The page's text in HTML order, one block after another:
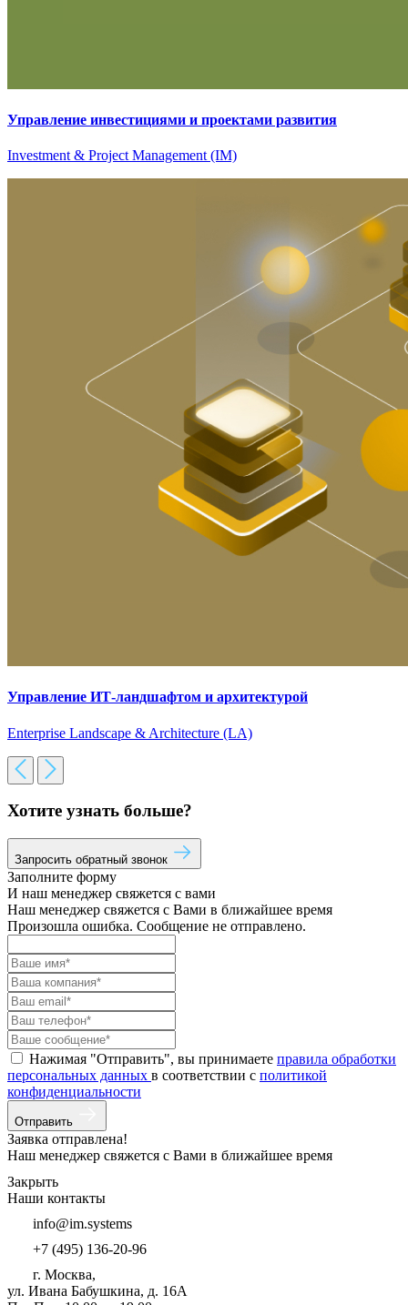
Управление инвестициями и проектами развития
Investment & Project Management (IM)
Управление ИТ-ландшафтом и архитектурой
Enterprise Landscape & Architecture (LA)
Хотите узнать больше?
Запросить обратный звонок
Заполните форму
И наш менеджер свяжется с вами
Наш менеджер свяжется с Вами в ближайшее время
Произошла ошибка. Сообщение не отправлено.
Нажимая "Отправить", вы принимаете правила обработки
персональных данных в соответствии с политикой
конфиденциальности
Отправить
Заявка отправлена!
Наш менеджер свяжется с Вами в ближайшее время
Закрыть
Наши контакты
info@im.systems
+7 (495) 136-20-96
г. Москва,
ул. Ивана Бабушкина, д. 16А